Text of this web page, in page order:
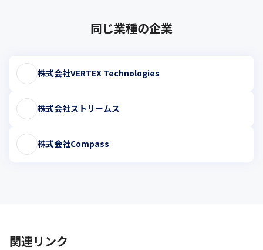
同じ業種の企業
株式会社VERTEX Technologies
株式会社ストリームス
株式会社Compass
関連リンク